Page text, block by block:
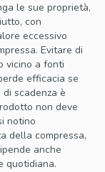
le sue proprietà,
con
eccessivo
Evitare di
vicino a fonti
efficacia se
scadenza è
non deve
notino
della compressa,
anche
quotidiana.